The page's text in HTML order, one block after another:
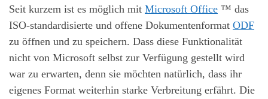
Seit kurzem ist es möglich mit Microsoft Office ™ das
ISO-standardisierte und offene Dokumentenformat ODF
zu öffnen und zu speichern. Dass diese Funktionalität
nicht von Microsoft selbst zur Verfügung gestellt wird
war zu erwarten, denn sie möchten natürlich, dass ihr
eigenes Format weiterhin starke Verbreitung erfährt. Die